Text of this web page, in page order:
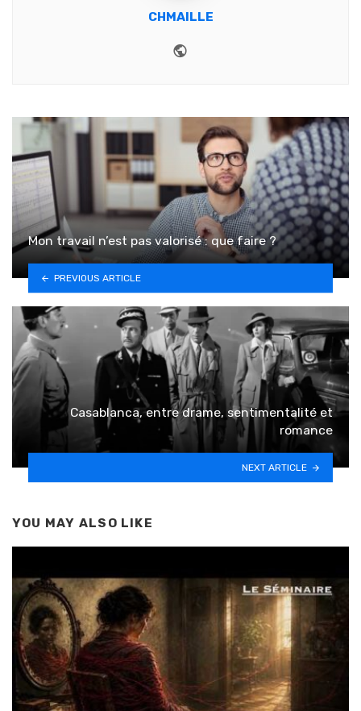
CHMAILLE
Mon travail n’est pas valorisé : que faire ?
PREVIOUS ARTICLE
Casablanca, entre drame, sentimentalité et
romance
NEXT ARTICLE
YOU MAY ALSO LIKE